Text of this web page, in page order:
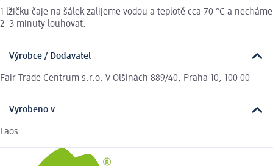
1 lžičku čaje na šálek zalijeme vodou a teplotě cca 70 °C a necháme
2–3 minuty louhovat.
Výrobce / Dodavatel
Fair Trade Centrum s.r.o. V Olšinách 889/40, Praha 10, 100 00
Vyrobeno v
Laos